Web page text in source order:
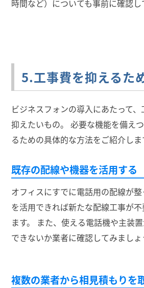
時間など）についても事前に確認し
5.工事費を抑えるた
ビジネスフォンの導入にあたって
抑えたいもの。 必要な機能を備え
るための具体的な方法をご紹介しま
既存の配線や機器を活用する
オフィスにすでに電話用の配線が
を活用できれば新たな配線工事が
ます。 また、使える電話機や主装
できないか業者に確認してみましょ
複数の業者から相見積もりを